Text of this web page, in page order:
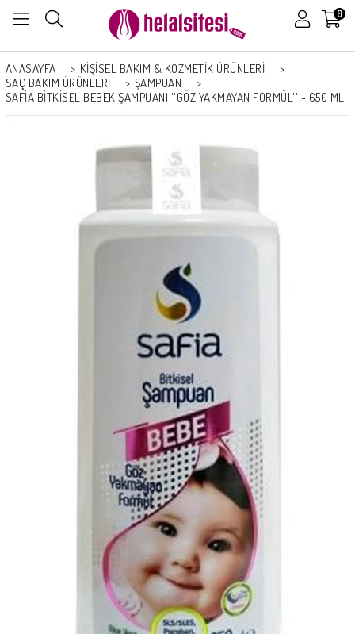
0
ANASAYFA > KİŞİSEL BAKIM & KOZMETİK ÜRÜNLERİ
>
SAÇ BAKIM ÜRÜNLERI
> ŞAMPUAN
>
SAFİA BITKISEL BEBEK ŞAMPUANI ''GÖZ YAKMAYAN FORMÜL'' - 650 ML